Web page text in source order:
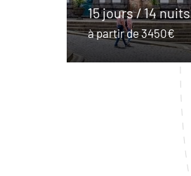
15 jours / 14 nuits
à partir de 3450€